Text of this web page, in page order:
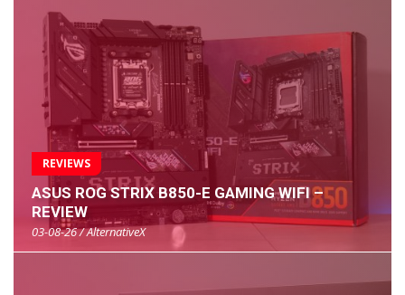
REVIEWS
ASUS ROG STRIX B850-E GAMING WIFI –
REVIEW
03-08-26 / AlternativeX